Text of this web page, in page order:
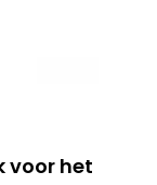
voor het